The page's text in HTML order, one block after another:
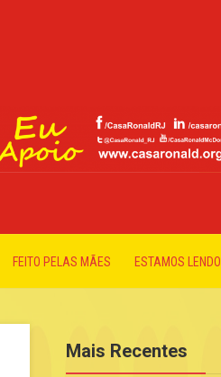
FEITO PELAS MÃES ESTAMOS LENDO
Mais Recentes